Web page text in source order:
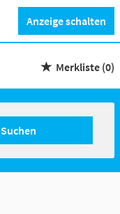
Anzeige schalten
Merkliste (0)
Suchen